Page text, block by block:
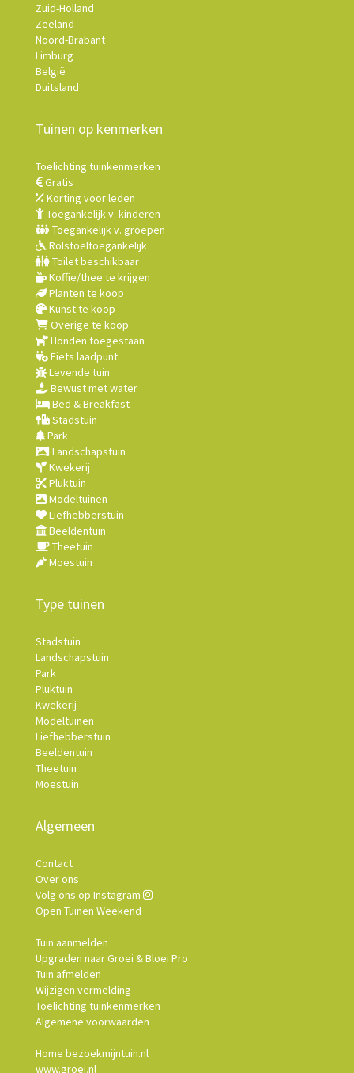
Zuid-Holland
Zeeland
Noord-Brabant
Limburg
België
Duitsland
Tuinen op kenmerken
Toelichting tuinkenmerken
Gratis
Korting voor leden
Toegankelijk v. kinderen
Toegankelijk v. groepen
Rolstoeltoegankelijk
Toilet beschikbaar
Koffie/thee te krijgen
Planten te koop
Kunst te koop
Overige te koop
Honden toegestaan
Fiets laadpunt
Levende tuin
Bewust met water
Bed & Breakfast
Stadstuin
Park
Landschapstuin
Kwekerij
Pluktuin
Modeltuinen
Liefhebberstuin
Beeldentuin
Theetuin
Moestuin
Type tuinen
Stadstuin
Landschapstuin
Park
Pluktuin
Kwekerij
Modeltuinen
Liefhebberstuin
Beeldentuin
Theetuin
Moestuin
Algemeen
Contact
Over ons
Volg ons op Instagram
Open Tuinen Weekend
Tuin aanmelden
Upgraden naar Groei & Bloei Pro
Tuin afmelden
Wijzigen vermelding
Toelichting tuinkenmerken
Algemene voorwaarden
Home bezoekmijntuin.nl
www.groei.nl